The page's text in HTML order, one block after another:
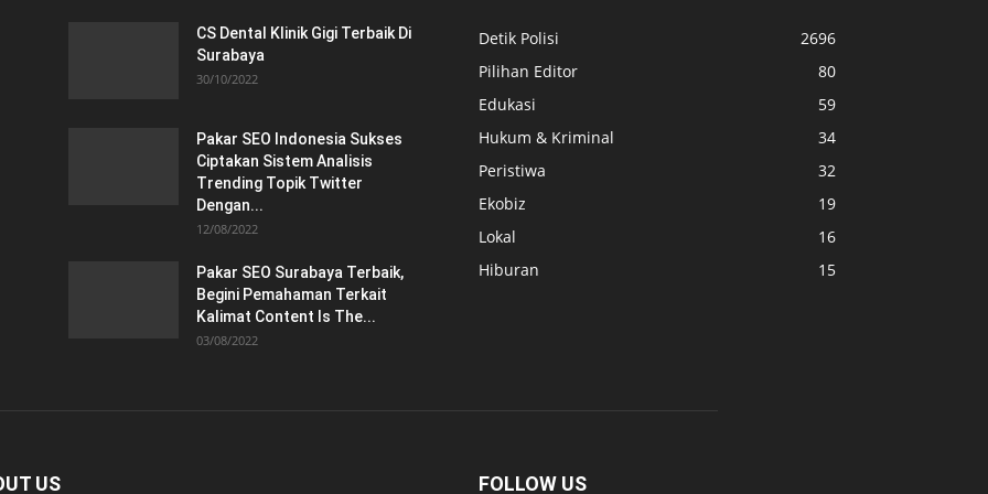
CS Dental Klinik Gigi Terbaik Di
Surabaya
30/10/2022
Pakar SEO Indonesia Sukses
Ciptakan Sistem Analisis
Trending Topik Twitter
Dengan...
12/08/2022
Pakar SEO Surabaya Terbaik,
Begini Pemahaman Terkait
Kalimat Content Is The...
03/08/2022
Detik Polisi
2696
Pilihan Editor
80
Edukasi
59
Hukum & Kriminal
34
Peristiwa
32
Ekobiz
19
Lokal
16
Hiburan
15
US FOLLOW US